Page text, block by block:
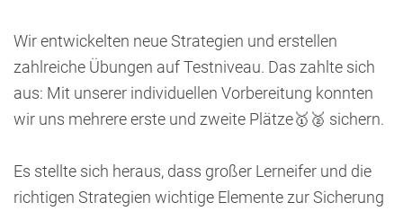
Wir entwickelten neue Strategien und erstellen
zahlreiche Übungen auf Testniveau. Das zahlte sich
aus: Mit unserer individuellen Vorbereitung konnten
wir uns mehrere erste und zweite Plätze🥇🥈 sichern.
Es stellte sich heraus, dass großer Lerneifer und die
richtigen Strategien wichtige Elemente zur Sicherung